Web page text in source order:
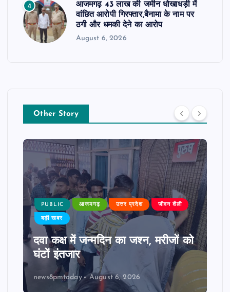
4
आजमगढ़ 43 लाख की जमीन धोखाधड़ी में
वांछित आरोपी गिरफ्तार,बैनामा के नाम पर
ठगी और धमकी देने का आरोप
August 6, 2026
Other Story
PUBLIC आजमगढ़ उत्तर प्रदेश जीवन शैली
बड़ी खबर
दवा कक्ष में जन्मदिन का जश्न, मरीजों को
घंटों इंतजार
news8pmtoday August 6, 2026